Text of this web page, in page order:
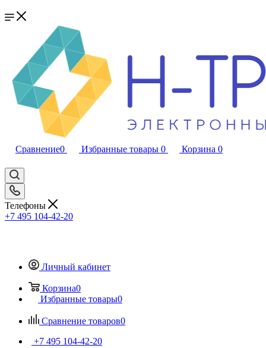
Сравнение0 Избранные товары 0 Корзина 0
Телефоны
+7 495 104-42-20
Личный кабинет
Корзина0
Избранные товары0
Сравнение товаров0
+7 495 104-42-20